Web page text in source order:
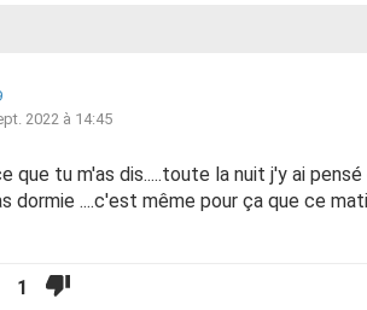
2022 à 14:45
que tu m'as dis.....toute la nuit j'y ai
dormie ....c'est même pour ça que ce
1